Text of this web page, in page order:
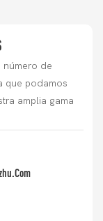
número de
que podamos
amplia gama